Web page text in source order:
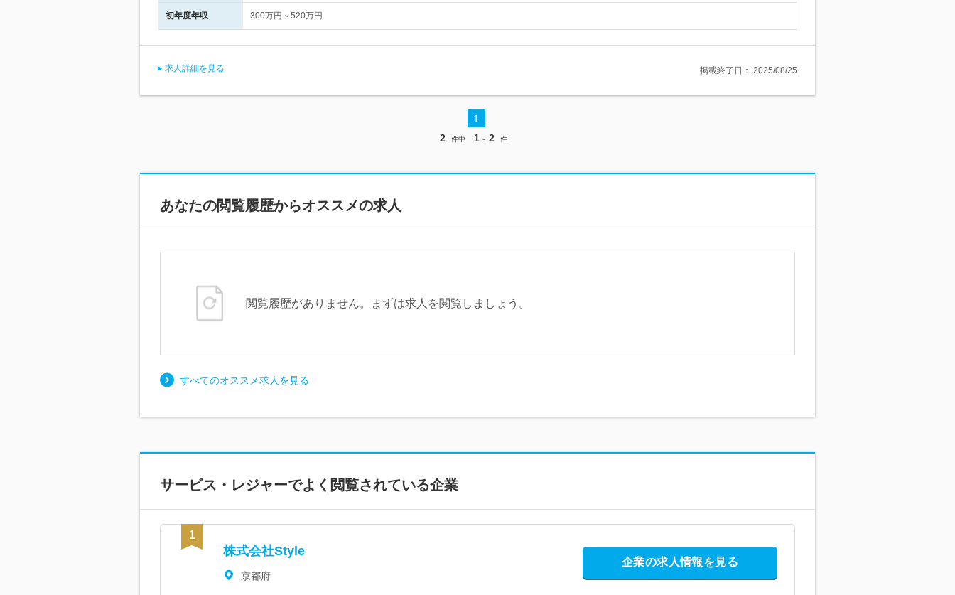
初年度年収 300万円～520万円
求人詳細を見る 掲載終了日： 2025/08/25
1
2
件中 1 - 2 件
あなたの閲覧履歴からオススメの求人
閲覧履歴がありません。まずは求人を閲覧しましょう。
すべてのオススメ求人を見る
サービス・レジャーでよく閲覧されている企業
株式会社Style
京都府
企業の求人情報を見る